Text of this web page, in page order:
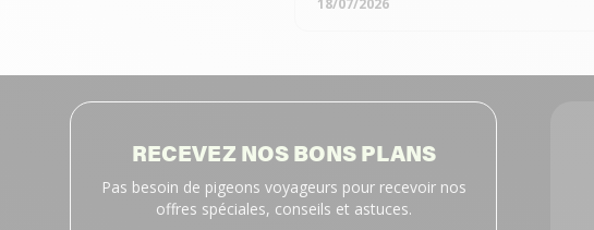
18/07/2026
RECEVEZ NOS BONS PLANS
Pas besoin de pigeons voyageurs pour recevoir nos
offres spéciales, conseils et astuces.